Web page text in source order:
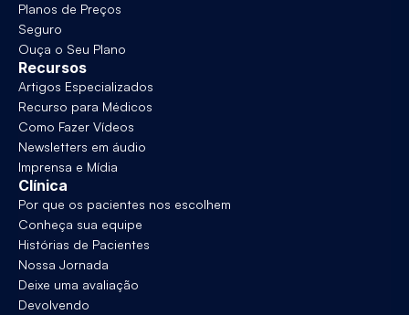
Planos de Preços
Seguro
Ouça o Seu Plano
Recursos
Artigos Especializados
Recurso para Médicos
Como Fazer Vídeos
Newsletters em áudio
Imprensa e Mídia
Clínica
Por que os pacientes nos escolhem
Conheça sua equipe
Histórias de Pacientes
Nossa Jornada
Deixe uma avaliação
Devolvendo